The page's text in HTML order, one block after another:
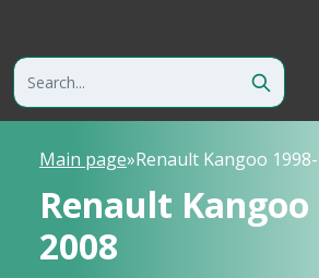
Main page»Renault Kangoo
Renault Kangoo
2008